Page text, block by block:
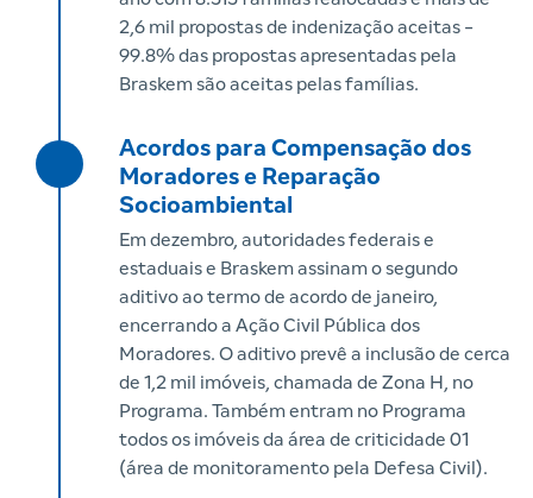
2,6 mil propostas de indenização aceitas -
99.8% das propostas apresentadas pela
Braskem são aceitas pelas famílias.
Acordos para Compensação dos
Moradores e Reparação
Socioambiental
Em dezembro, autoridades federais e
estaduais e Braskem assinam o segundo
aditivo ao termo de acordo de janeiro,
encerrando a Ação Civil Pública dos
Moradores. O aditivo prevê a inclusão de cerca
de 1,2 mil imóveis, chamada de Zona H, no
Programa. Também entram no Programa
todos os imóveis da área de criticidade 01
(área de monitoramento pela Defesa Civil).